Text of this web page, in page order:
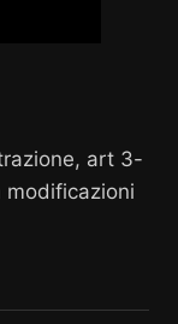
art 3-
modificazioni